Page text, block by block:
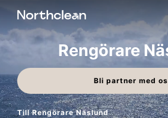
Rengörare
Bli partner med
Till Rengörare Näslund